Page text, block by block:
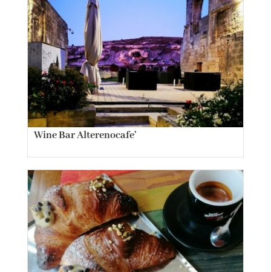
Wine Bar Alterenocafe’